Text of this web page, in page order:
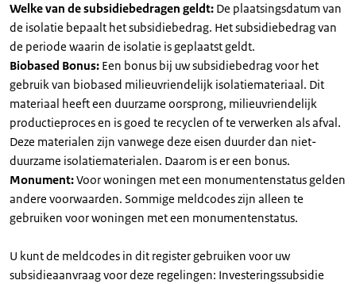
Welke van de subsidiebedragen geldt: De plaatsingsdatum van
de isolatie bepaalt het subsidiebedrag. Het subsidiebedrag van
de periode waarin de isolatie is geplaatst geldt.
Biobased Bonus: Een bonus bij uw subsidiebedrag voor het
gebruik van biobased milieuvriendelijk isolatiemateriaal. Dit
materiaal heeft een duurzame oorsprong, milieuvriendelijk
productieproces en is goed te recyclen of te verwerken als afval.
Deze materialen zijn vanwege deze eisen duurder dan niet-
duurzame isolatiematerialen. Daarom is er een bonus.
Monument:Voor woningen met een monumentenstatus gelden
andere voorwaarden. Sommige meldcodes zijn alleen te
gebruiken voor woningen met een monumentenstatus.
U kunt de meldcodes in dit register gebruiken voor uw
subsidieaanvraag voor deze regelingen: Investeringssubsidie